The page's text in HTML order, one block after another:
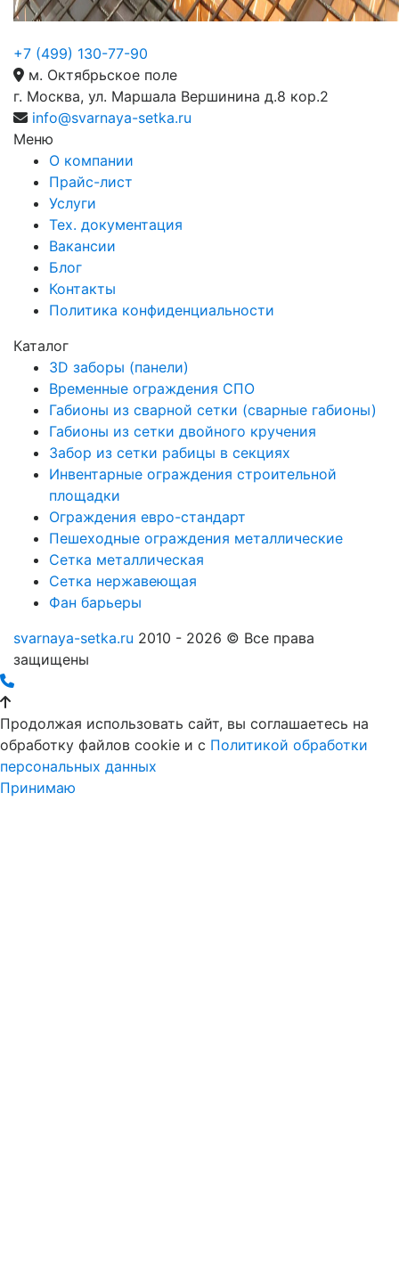
+7 (499) 130-77-90
м. Октябрьское поле
г. Москва, ул. Маршала Вершинина д.8 кор.2
info@svarnaya-setka.ru
Меню
О компании
Прайс-лист
Услуги
Тех. документация
Вакансии
Блог
Контакты
Политика конфиденциальности
Каталог
3D заборы (панели)
Временные ограждения СПО
Габионы из сварной сетки (сварные габионы)
Габионы из сетки двойного кручения
Забор из сетки рабицы в секциях
Инвентарные ограждения строительной
площадки
Ограждения евро-стандарт
Пешеходные ограждения металлические
Сетка металлическая
Сетка нержавеющая
Фан барьеры
svarnaya-setka.ru 2010 - 2026 © Все права
защищены
Продолжая использовать сайт, вы соглашаетесь на
обработку файлов cookie и c Политикой обработки
персональных данных
Принимаю